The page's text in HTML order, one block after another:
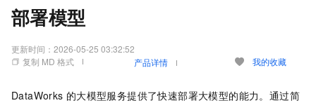
部署模型
更新时间： 2026-05-25 03:32:52
复制 MD 格式
产品详情 我的收藏
DataWorks 的大模型服务提供了快速部署大模型的能力。通过简